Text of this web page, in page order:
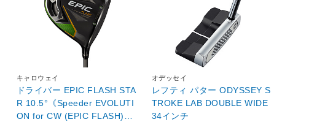
キャロウェイ
ドライバー EPIC FLASH STA
R 10.5°《Speeder EVOLUTI
ON for CW (EPIC FLASH)シ
オデッセイ
レフティ パター ODYSSEY S
TROKE LAB DOUBLE WIDE
34インチ